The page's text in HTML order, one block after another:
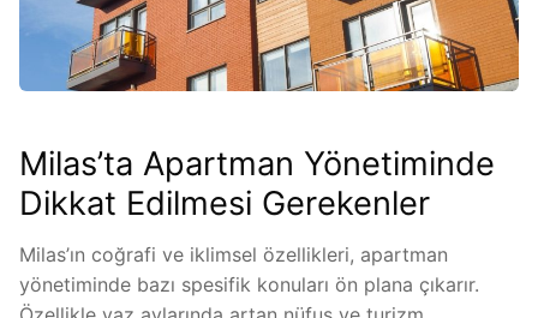
Milas’ta Apartman Yönetiminde
Dikkat Edilmesi Gerekenler
Milas’ın coğrafi ve iklimsel özellikleri, apartman
yönetiminde bazı spesifik konuları ön plana çıkarır.